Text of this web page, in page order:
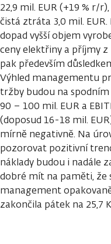
22,9 mil. EUR (+19 % r/
čistá ztráta 3,0 mil.
dopad vyšší objem
ceny elektřiny a příjmy
pak především
Výhled managementu
tržby budou na
90 – 100 mil. EUR a
(doposud 16-18 mil.
mírně negativně. Na
pozorovat pozitivní
náklady budou i nadále
dobré mít na paměti, že
management
zakončila pátek na 25,7